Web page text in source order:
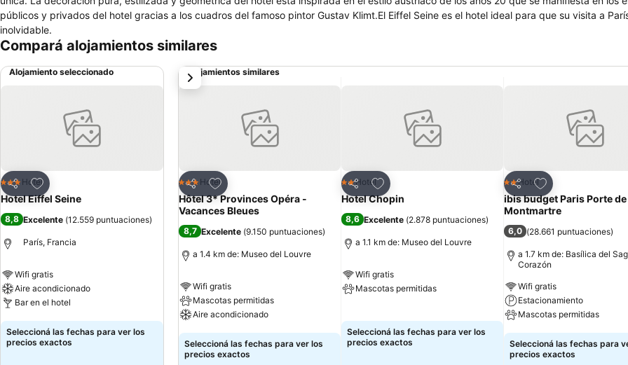
públicos y privados del hotel gracias a los cuadros del famoso pintor Gustav Klimt.El Eiffel Seine es el hotel ideal para que su visita a
inolvidable.
Compará alojamientos similares
Alojamiento seleccionado
Compartir
Añadir a favoritos
3 Estrellas
Hotel
Hotel Eiffel Seine
8,8 Excelente (12.559 puntuaciones)
París, Francia
Wifi gratis
Aire acondicionado
Bar en el hotel
Ver precios
Seleccioná las fechas para ver los
precios exactos
Alojamientos similares
Compartir
Añadir a favoritos
3 Estrellas
Hotel
Hôtel 3* Provinces Opéra -
Vacances Bleues
8,7 Excelente (9.150 puntuaciones)
a 1.4 km de: Museo del Louvre
Wifi gratis
Mascotas permitidas
Aire acondicionado
Ver precios
Seleccioná las fechas para ver los
precios exactos
Compartir
Añadir a favoritos
2 Estrellas
Hotel
Hotel Chopin
8,6 Excelente (2.878 puntuaciones)
a 1.1 km de: Museo del Louvre
Wifi gratis
Mascotas permitidas
Seleccioná las fechas para ver los
precios exactos
Compartir
Añadir a favoritos
2 Estrellas
Hotel
ibis budget Paris Porte de
Montmartre
6,0 (28.661 puntuaciones)
a 1.7 km de: Basílica del
Corazón
Wifi gratis
Estacionamiento
Mascotas permitidas
Ver precios
Seleccioná las fechas para
precios exactos
siguiente